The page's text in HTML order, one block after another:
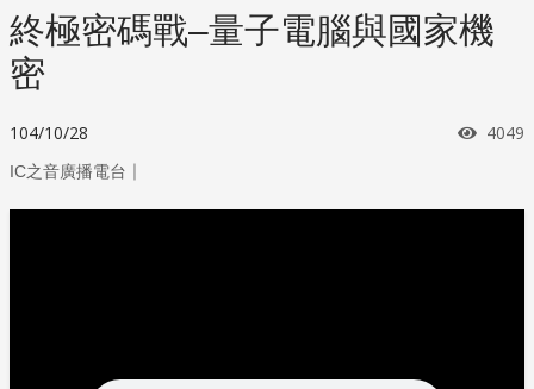
終極密碼戰–量子電腦與國家機
密
104/10/28 瀏覽
4049
IC之音廣播電台 ｜